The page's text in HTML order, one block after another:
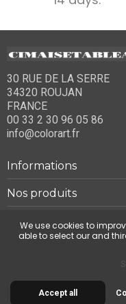
30 RUE DE LA SERRE
34320 ROUJAN
FRANCE
00 33 2 30 96 05 86
info@colorart.fr
Informations
Nos produits
Notre société
© 2026
We use cookies to
able to select our and
Accept all